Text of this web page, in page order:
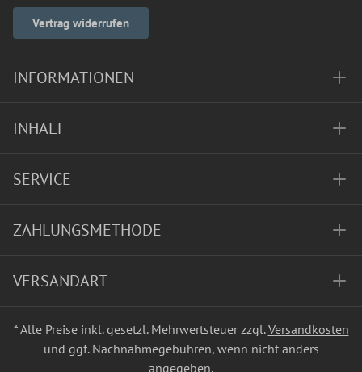
Vertrag widerrufen
INFORMATIONEN
INHALT
SERVICE
ZAHLUNGSMETHODE
VERSANDART
* Alle Preise inkl. gesetzl. Mehrwertsteuer zzgl.Versandkosten
und ggf. Nachnahmegebühren, wenn nicht anders
angegeben.